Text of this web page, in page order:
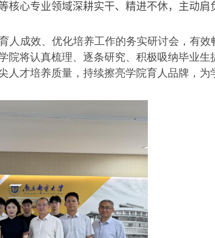
核心专业领域深耕实干、精进不休，主动肩
人成效、优化培养工作的务实研讨会，有效
将认真梳理、逐条研究、积极吸纳毕业生
才培养质量，持续擦亮学院育人品牌，为